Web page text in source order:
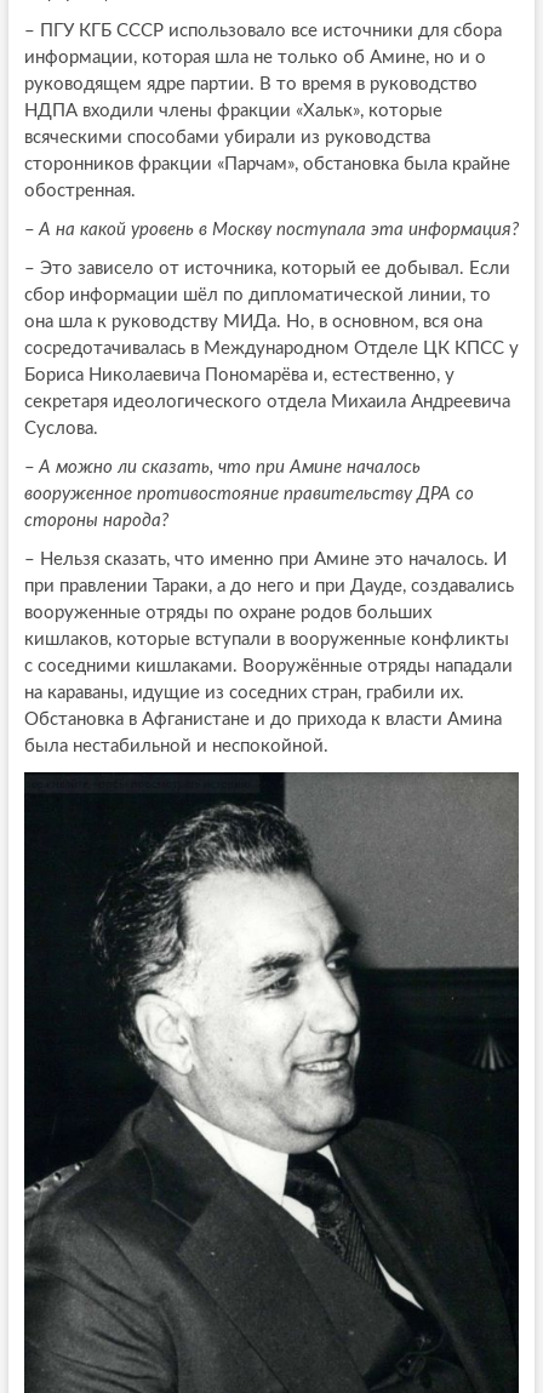
–
ПГУ КГБ СССР использовало все источники для сбора
информации, которая шла не только об Амине, но и о
руководящем ядре партии. В то время в руководство
НДПА входили члены фракции «Хальк», которые
всяческими способами убирали из руководства
сторонников фракции «Парчам», обстановка была крайне
обостренная.
– А на какой уровень в Москву поступала эта информация?
– Это зависело от источника, который ее добывал. Если
сбор информации шёл по дипломатической линии, то
она шла к руководству МИДа. Но, в основном, вся она
сосредотачивалась в Международном Отделе ЦК КПСС у
Бориса Николаевича Пономарёва и, естественно, у
секретаря идеологического отдела Михаила Андреевича
Суслова.
– А можно ли сказать, что при Амине началось
вооруженное противостояние правительству ДРА со
стороны народа?
– Нельзя сказать, что именно при Амине это началось. И
при правлении Тараки, а до него и при Дауде, создавались
вооруженные отряды по охране родов больших
кишлаков, которые вступали в вооруженные конфликты
с соседними кишлаками. Вооружённые отряды нападали
на караваны, идущие из соседних стран, грабили их.
Обстановка в Афганистане и до прихода к власти Амина
была нестабильной и неспокойной.